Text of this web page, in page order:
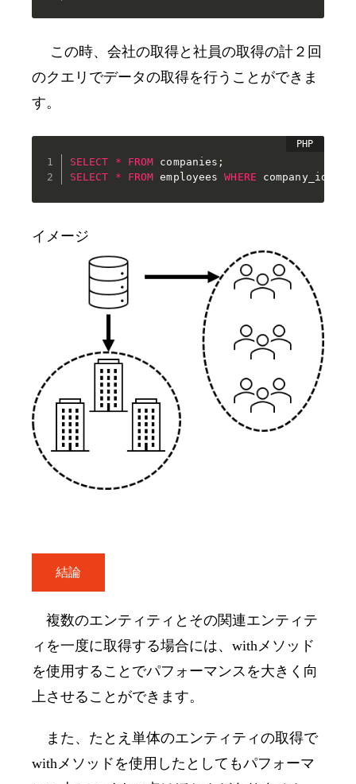
この時、会社の取得と社員の取得の計２回
のクエリでデータの取得を行うことができま
す。
SELECT * FROM companies ;
SELECT
* FROM employees WHERE company_id
イメージ
結論
複数のエンティティとその関連エンティテ
ィを一度に取得する場合には、withメソッド
を使用することでパフォーマンスを大きく向
上させることができます。
また、たとえ単体のエンティティの取得で
withメソッドを使用したとしてもパフォーマ